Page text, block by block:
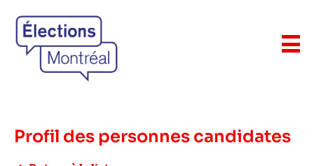
Profil des personnes candidates